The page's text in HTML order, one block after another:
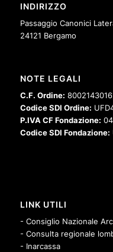
INDIRIZZO
Passaggio Canonici
24121 Bergamo
NOTE LEGALI
C.F. Ordine:
Codice SDI Ordine:
P.IVA CF Fondazione:
Codice SDI Fondazione:
LINK UTILI
- Consiglio Nazionale
- Consulta regionale
- Inarcassa